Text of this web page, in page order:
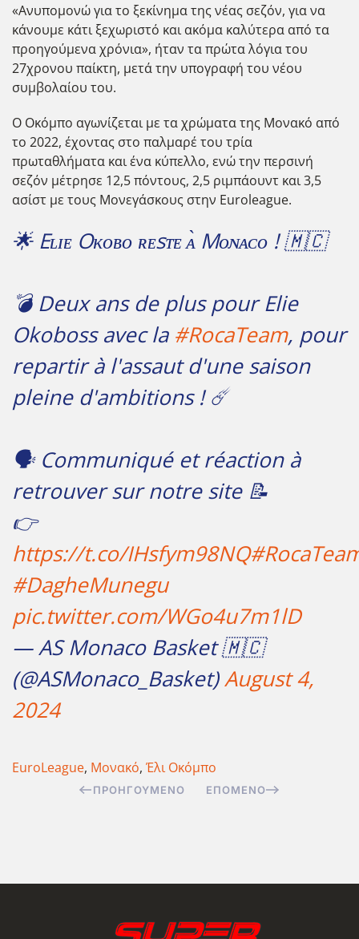
«Ανυπομονώ για το ξεκίνημα της νέας σεζόν, για να
κάνουμε κάτι ξεχωριστό και ακόμα καλύτερα από τα
προηγούμενα χρόνια», ήταν τα πρώτα λόγια του
27χρονου παίκτη, μετά την υπογραφή του νέου
συμβολαίου του.
Ο Οκόμπο αγωνίζεται με τα χρώματα της Μονακό από
το 2022, έχοντας στο παλμαρέ του τρία
πρωταθλήματα και ένα κύπελλο, ενώ την περσινή
σεζόν μέτρησε 12,5 πόντους, 2,5 ριμπάουντ και 3,5
ασίστ με τους Μονεγάσκους στην Euroleague.
🌟 Eʟɪᴇ Oᴋᴏʙᴏ ʀᴇsᴛᴇ ᴀ̀ Mᴏɴᴀᴄᴏ ! 🇲🇨
💣 Deux ans de plus pour Elie
Okoboss avec la #RocaTeam, pour
repartir à l'assaut d'une saison
pleine d'ambitions ! ☄️
🗣 Communiqué et réaction à
retrouver sur notre site 📝
👉
https://t.co/IHsfym98NQ
#DagheMunegu
pic.twitter.com/WGo4u7m1lD
— AS Monaco Basket 🇲🇨
(@ASMonaco_Basket)August 4,
2024
EuroLeague, Μονακό, Έλι Οκόμπο
ΠΡΟΗΓΟΎΜΕΝΟ ΕΠΌΜΕΝΟ